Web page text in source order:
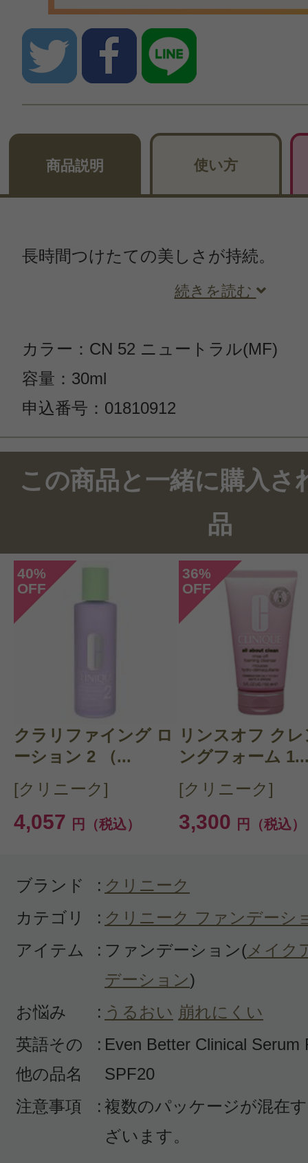
商品説明 使い方
長時間つけたての美しさが持続。
続きを読む
カラー：CN 52 ニュートラル(MF)
容量：30ml
申込番号：01810912
このコスメのレビューを書いて
クチコミを投稿する
CT 会員様は、マイページの「購
らクチコミ投稿すると1 商品に
ントプレゼント！
この商品と一緒に購入さ
品
40%
OFF
クラリファイング ロ
ーション 2 （...
[クリニーク]
4,057 円（税込）
36%
OFF
リンスオフ ク
ングフォーム
[クリニーク]
3,300 円（税込）
ブランド : クリニーク
カテゴリ
: クリニーク ファンデーシ
アイテム
: ファンデーション(メイク
デーション)
お悩み
: うるおい 崩れにくい
英語その
他の品名
: Even Better Clinical Serum
SPF20
注意事項
: 複数のパッケージが混在
ざいます。